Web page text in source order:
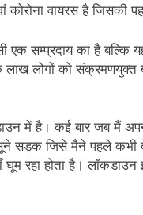
कोरोना वायरस है जिसकी
एक सम्प्रदाय का है
लोगों को संक्रमणयुक्त
में है। कई बार जब मैं
सड़क जिसे मैने पहले कभी
घूम रहा होता है।